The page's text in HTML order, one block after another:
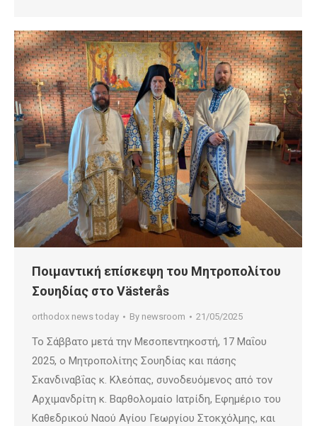
Ποιμαντική επίσκεψη του Μητροπολίτου
Σουηδίας στο Västerås
orthodox news today By newsroom 21/05/2025
Το Σάββατο μετά την Μεσοπεντηκοστή, 17 Μαΐου
2025, ο Μητροπολίτης Σουηδίας και πάσης
Σκανδιναβΐας κ. Κλεόπας, συνοδευόμενος από τον
Αρχιμανδρίτη κ. Βαρθολομαίο Ιατρίδη, Εφημέριο του
Καθεδρικού Ναού Αγίου Γεωργίου Στοκχόλμης, και